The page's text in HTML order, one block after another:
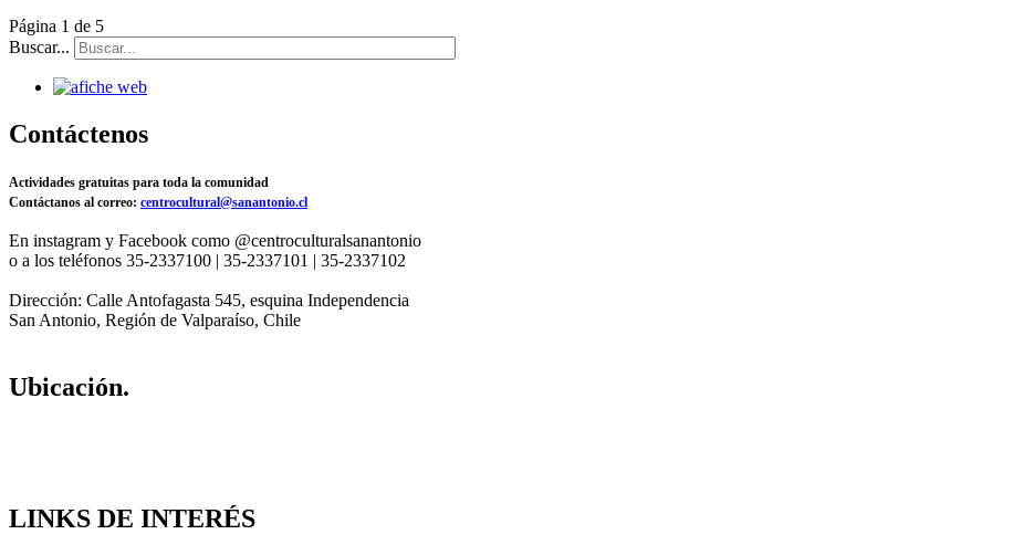
Página 1 de 5
Buscar...
Contáctenos
Actividades gratuitas para toda la comunidad
Contáctanos al correo: centrocultural@sanantonio.cl
En instagram y Facebook como @centroculturalsanantonio
o a los teléfonos 35-2337100 | 35-2337101 | 35-2337102
Dirección: Calle Antofagasta 545, esquina Independencia
San Antonio, Región de Valparaíso, Chile
Ubicación.
LINKS DE INTERÉS